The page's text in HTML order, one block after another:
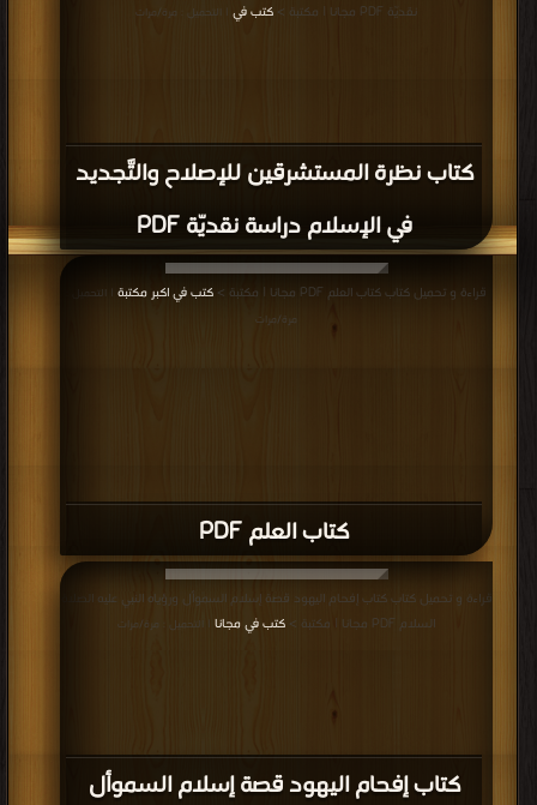
كتاب نظرة المستشرقين للإصلاح والتَّجديد
في الإسلام دراسة نقديّة PDF
نقديّة PDF مجانا | مكتبة >
كتب في | التحميل : مرة/مرات
كتاب العلم PDF
قراءة و تحميل كتاب كتاب العلم PDF مجانا | مكتبة > كتب في اكبر مكتبة
| التحميل :
مرة/مرات
كتاب إفحام اليهود قصة إسلام السموأل
قراءة و تحميل كتاب كتاب إفحام اليهود قصة إسلام السموأل ورؤياه النبي عليه الصلاة
السلام PDF مجانا | مكتبة >
كتب في مجانا | التحميل : مرة/مرات